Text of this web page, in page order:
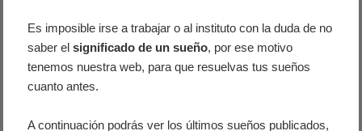
Es imposible irse a trabajar o al instituto con la duda de no
saber elsignificado de un sueño, por ese motivo
tenemos nuestra web, para que resuelvas tus sueños
cuanto antes.
A continuación podrás ver los últimos sueños publicados,